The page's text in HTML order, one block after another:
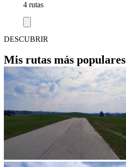
4 rutas
DESCUBRIR
Mis rutas más populares